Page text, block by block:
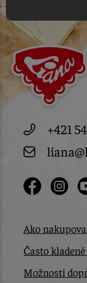
+421
Ako
Často
Možnosti